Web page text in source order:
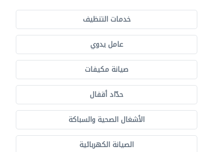
خدمات التنظيف
عامل يدوي
صيانة مكيفات
حدّاد أقفال
الأشغال الصحية والسباكة
الصيانة الكهربائية